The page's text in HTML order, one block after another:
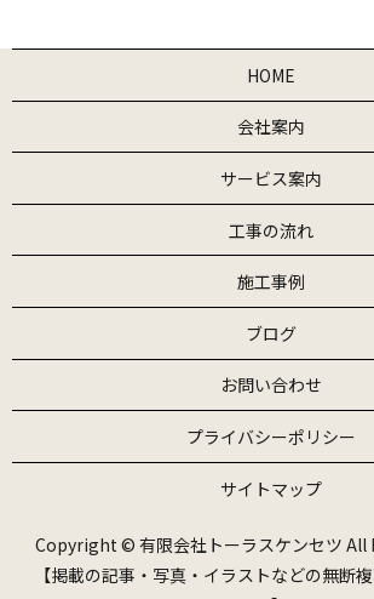
HOME
会社案内
サービス案内
工事の流れ
施工事例
ブログ
お問い合わせ
プライバシーポリシー
サイトマップ
Copyright © 有限会社トーラスケンセツ All
【掲載の記事・写真・イラストなどの無断